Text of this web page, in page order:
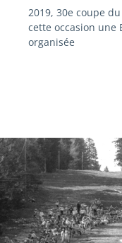
2019, 30e coupe
cette occasion une
organisée